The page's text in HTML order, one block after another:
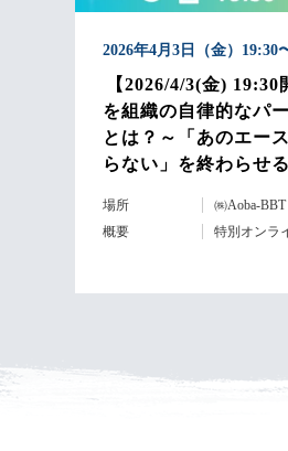
2026年4月3日（金）19:30
【2026/4/3(金)
を組織の自律的なパ
とは？～「あのエー
らない」を終わらせ
場所
㈱Aoba-
概要
特別オンラ